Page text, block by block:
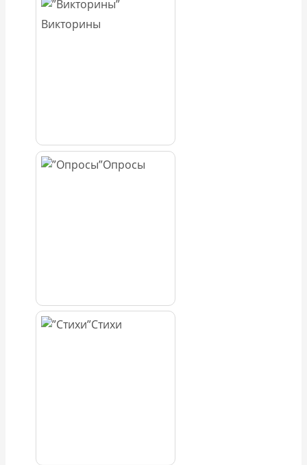
Викторины
Опросы
Стихи